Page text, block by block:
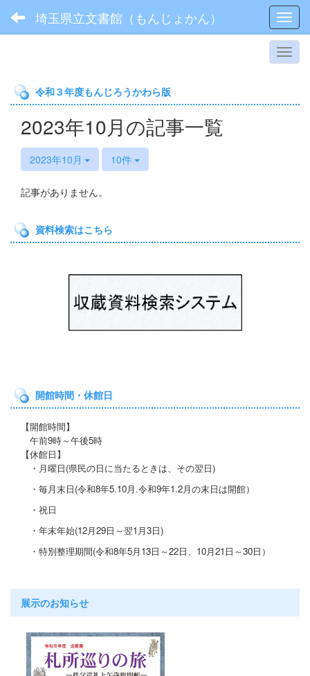
埼玉県立文書館（もんじょかん）
令和３年度もんじろうかわら版
2023年10月の記事一覧
2023年10月 10件
記事がありません。
資料検索はこちら
開館時間・休館日
【開館時間】
午前9時～午後5時
【休館日】
・月曜日(県民の日に当たると きは、その翌日)
・毎月末日(令和8年5.10月.令和9年1.2月の末日は開館）
・祝日
・年末年始(12月29日～翌1月3日)
・特別整理期間(令和8年5月13日～22日、10月21 日～30日）
展示のお知らせ